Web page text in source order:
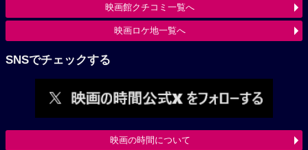
映画館クチコミ一覧へ
映画ロケ地一覧へ
SNSでチェックする
映画の時間について